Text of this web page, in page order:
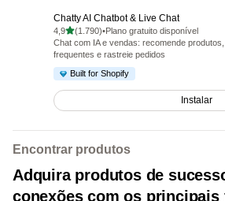
Chatty AI Chatbot & Live Chat
4,9de 5 estrelas
(1.790)
1790 avaliações ao todo
•Plano gratuito disponível
Chat com IA e vendas: recomende
frequentes e rastreie pedidos
Built for Shopify
Instalar
Encontrar produtos
Adquira produtos de
conexões com os principais